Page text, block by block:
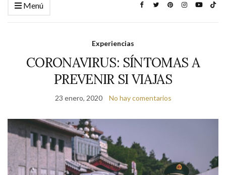
Menú
Experiencias
CORONAVIRUS: SÍNTOMAS A
PREVENIR SI VIAJAS
23 enero, 2020 No hay comentarios